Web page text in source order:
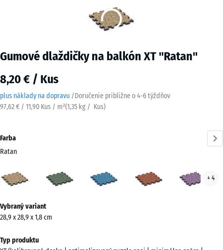
Gumové dlaždičky na balkón XT "Ratan"
8,20 € / Kus
plus náklady na dopravu /Doručenie približne o4-6 týždňov
97,62 € / 11,90 Kus / m²(1,35 kg / Kus)
Farba
Ratan
(active)
trávnik
+ 4
informácií
o
Vybraný variant
28,9 x 28,9 x 1,8 cm
Typ produktu